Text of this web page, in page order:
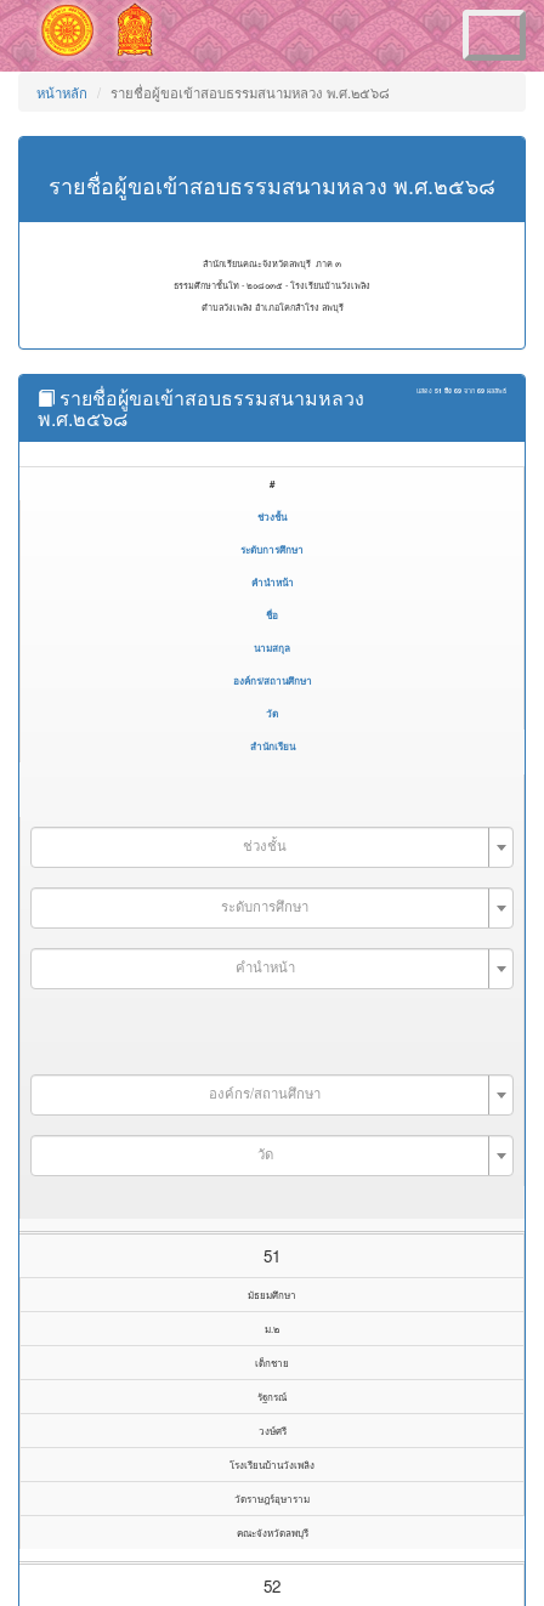
Toggle
navigation
หน้าหลัก รายชื่อผู้ขอเข้าสอบธรรมสนามหลวง พ.ศ.๒๕๖๘
รายชื่อผู้ขอเข้าสอบธรรมสนามหลวง พ.ศ.๒๕๖๘
สำนักเรียนคณะจังหวัดลพบุรี ภาค ๓
ธรรมศึกษาชั้นโท - ๒๐๘๐๓๕ - โรงเรียนบ้านวังเพลิง
ตำบลวังเพลิง อำเภอโคกสำโรง ลพบุรี
แสดง 51 ถึง 69 จาก 69 ผลลัพธ์
รายชื่อผู้ขอเข้าสอบธรรมสนามหลวง
พ.ศ.๒๕๖๘
#
ช่วงชั้น
ระดับการศึกษา
คำนำหน้า
ชื่อ
นามสกุล
องค์กร/สถานศึกษา
วัด
สำนักเรียน
ช่วงชั้น
ระดับการศึกษา
คำนำหน้า
องค์กร/สถานศึกษา
วัด
51
มัธยมศึกษา
ม.๒
เด็กชาย
รัฐกรณ์
วงษ์ศรี
โรงเรียนบ้านวังเพลิง
วัดราษฎร์อุษาราม
คณะจังหวัดลพบุรี
52